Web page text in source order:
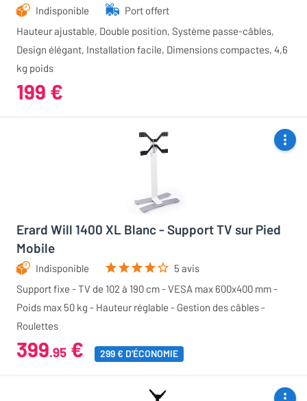
Indisponible
Port offert
Hauteur ajustable, Double position, Système passe-câbles,
Design élégant, Installation facile, Dimensions compactes, 4,6
kg poids
199 €
Erard Will 1400 XL Blanc - Support TV sur Pied
Mobile
Indisponible
5 avis
Support fixe - TV de 102 à 190 cm - VESA max 600x400 mm -
Poids max 50 kg - Hauteur réglable - Gestion des câbles -
Roulettes
399.95 € 299 € D'ÉCONOMIE